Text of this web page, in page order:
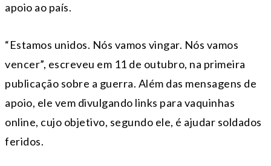
apoio ao país.
“Estamos unidos. Nós vamos vingar. Nós vamos
vencer”, escreveu em 11 de outubro, na primeira
publicação sobre a guerra. Além das mensagens de
apoio, ele vem divulgando links para vaquinhas
online, cujo objetivo, segundo ele, é ajudar soldados
feridos.